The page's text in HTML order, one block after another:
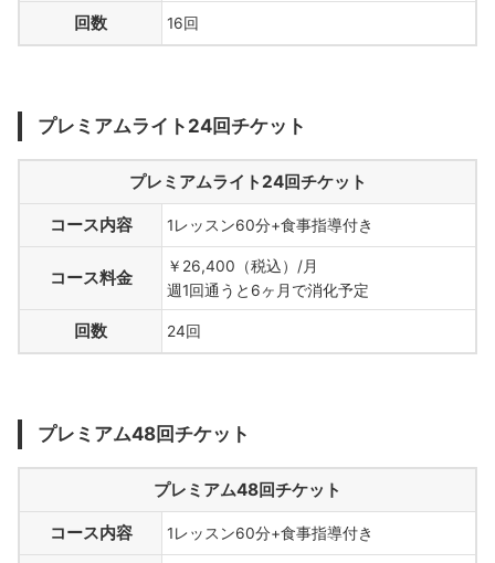
回数 16回
プレミアムライト24回チケット
プレミアムライト24回チケット
コース内容 1レッスン60分+食事指導付き
コース料金
￥26,400（税込）/月
週1回通うと6ヶ月で消化予定
回数 24回
プレミアム48回チケット
プレミアム48回チケット
コース内容 1レッスン60分+食事指導付き